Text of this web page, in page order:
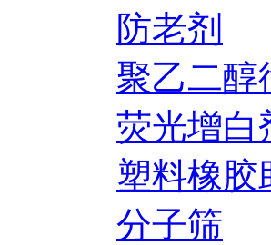
防老剂
聚乙二醇
荧光增白
塑料橡胶
分子筛